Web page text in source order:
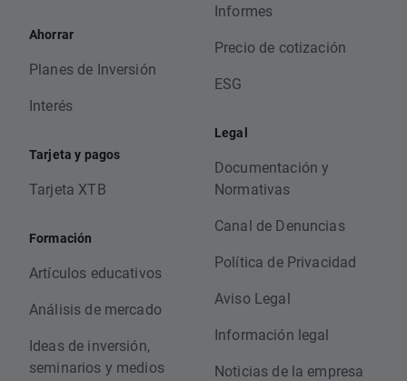
Ahorrar
Planes de Inversión
Interés
Tarjeta y pagos
Tarjeta XTB
Formación
Artículos educativos
Análisis de mercado
Ideas de inversión,
seminarios y medios
Informes
Precio de cotización
ESG
Legal
Documentación y
Normativas
Canal de Denuncias
Política de Privacidad
Aviso Legal
Información legal
Noticias de la empresa